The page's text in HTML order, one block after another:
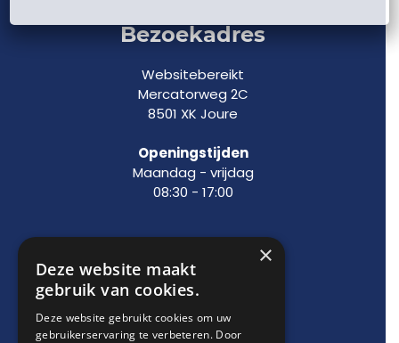
Bezoekadres
Websitebereikt
Mercatorweg 2C
8501 XK Joure
Openingstijden
Maandag - vrijdag
08:30 - 17:00
Support
info@websitebereikt.nl
085-8209770
×
Deze website maakt
gebruik van cookies.
Deze website gebruikt cookies om uw
gebruikerservaring te verbeteren. Door